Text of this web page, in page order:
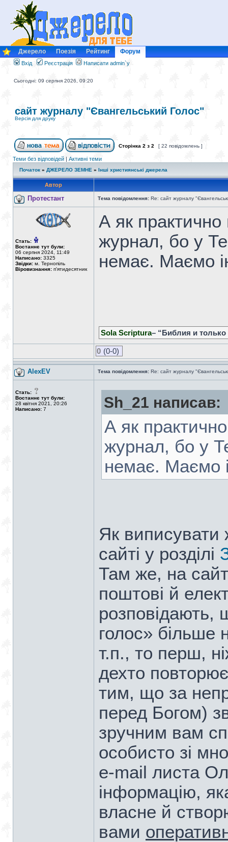
Джерело Поезія Рейтинг Форум
Вхід Реєстрація Написати admin`у
Сьогодні: 09 серпня 2026, 09:20
сайт журналу "Євангельський Голос"
Версія для друку
Сторінка 2 з 2 [ 22 повідомлень ]
Теми без відповідей | Активні теми
Початок » ДЖЕРЕЛО ЗЕМНЕ » Інші християнські джерела
Автор
Протестант Тема повідомлення: Re: сайт журналу
Стать:
Востаннє тут були:
06 серпня 2024, 11:49
Написано: 3325
Звідки: м. Тернопіль
Віровизнання: п'ятидесятник
А як
журнал, бо у
немає. Маємо
Sola Scriptura– “Библия и
0 (0-0)
AlexEV Тема повідомлення: Re: сайт журналу
Стать:
Востаннє тут були:
28 квітня 2021, 20:26
Написано: 7 Sh_21 написав:
А як
журнал, бо у
немає. Маємо
Як
сайті у розділі
Там же, на
поштові й
розповідають,
голос» більше
т.п., то перш,
дехто
тим, що за
перед Богом)
зручним вам
особисто зі
e-mail листа
інформацію,
власне й
вами